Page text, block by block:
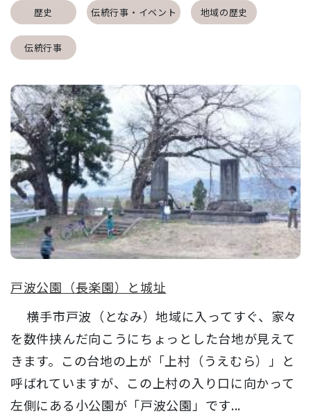
歴史 伝統行事・イベント 地域の歴史
伝統行事
戸波公園（長楽園）と城址
横手市戸波（となみ）地域に入ってすぐ、家々
を数件挟んだ向こうにちょっとした台地が見えて
きます。この台地の上が「上村（うえむら）」と
呼ばれていますが、この上村の入り口に向かって
左側にある小公園が「戸波公園」です...